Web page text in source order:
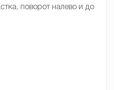
поворот налево и до